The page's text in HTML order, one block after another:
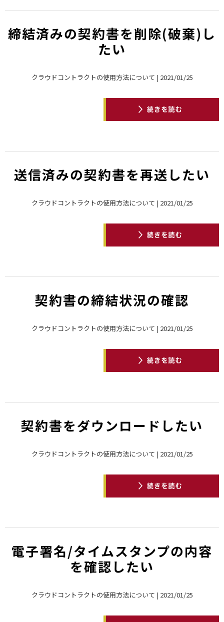
締結済みの契約書を削除(破棄)し
たい
クラウドコントラクトの使用方法について | 2021/01/25
送信済みの契約書を再送したい
クラウドコントラクトの使用方法について | 2021/01/25
契約書の締結状況の確認
クラウドコントラクトの使用方法について | 2021/01/25
契約書をダウンロードしたい
クラウドコントラクトの使用方法について | 2021/01/25
電子署名/タイムスタンプの内容
を確認したい
クラウドコントラクトの使用方法について | 2021/01/25